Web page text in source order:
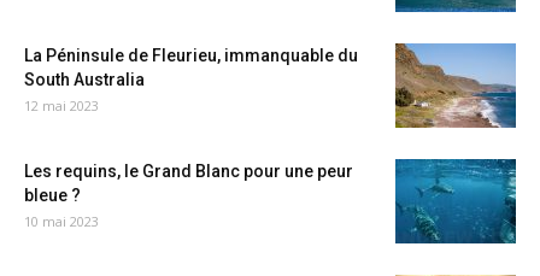
La Péninsule de Fleurieu, immanquable du
South Australia
12 mai 2023
Les requins, le Grand Blanc pour une peur
bleue ?
10 mai 2023